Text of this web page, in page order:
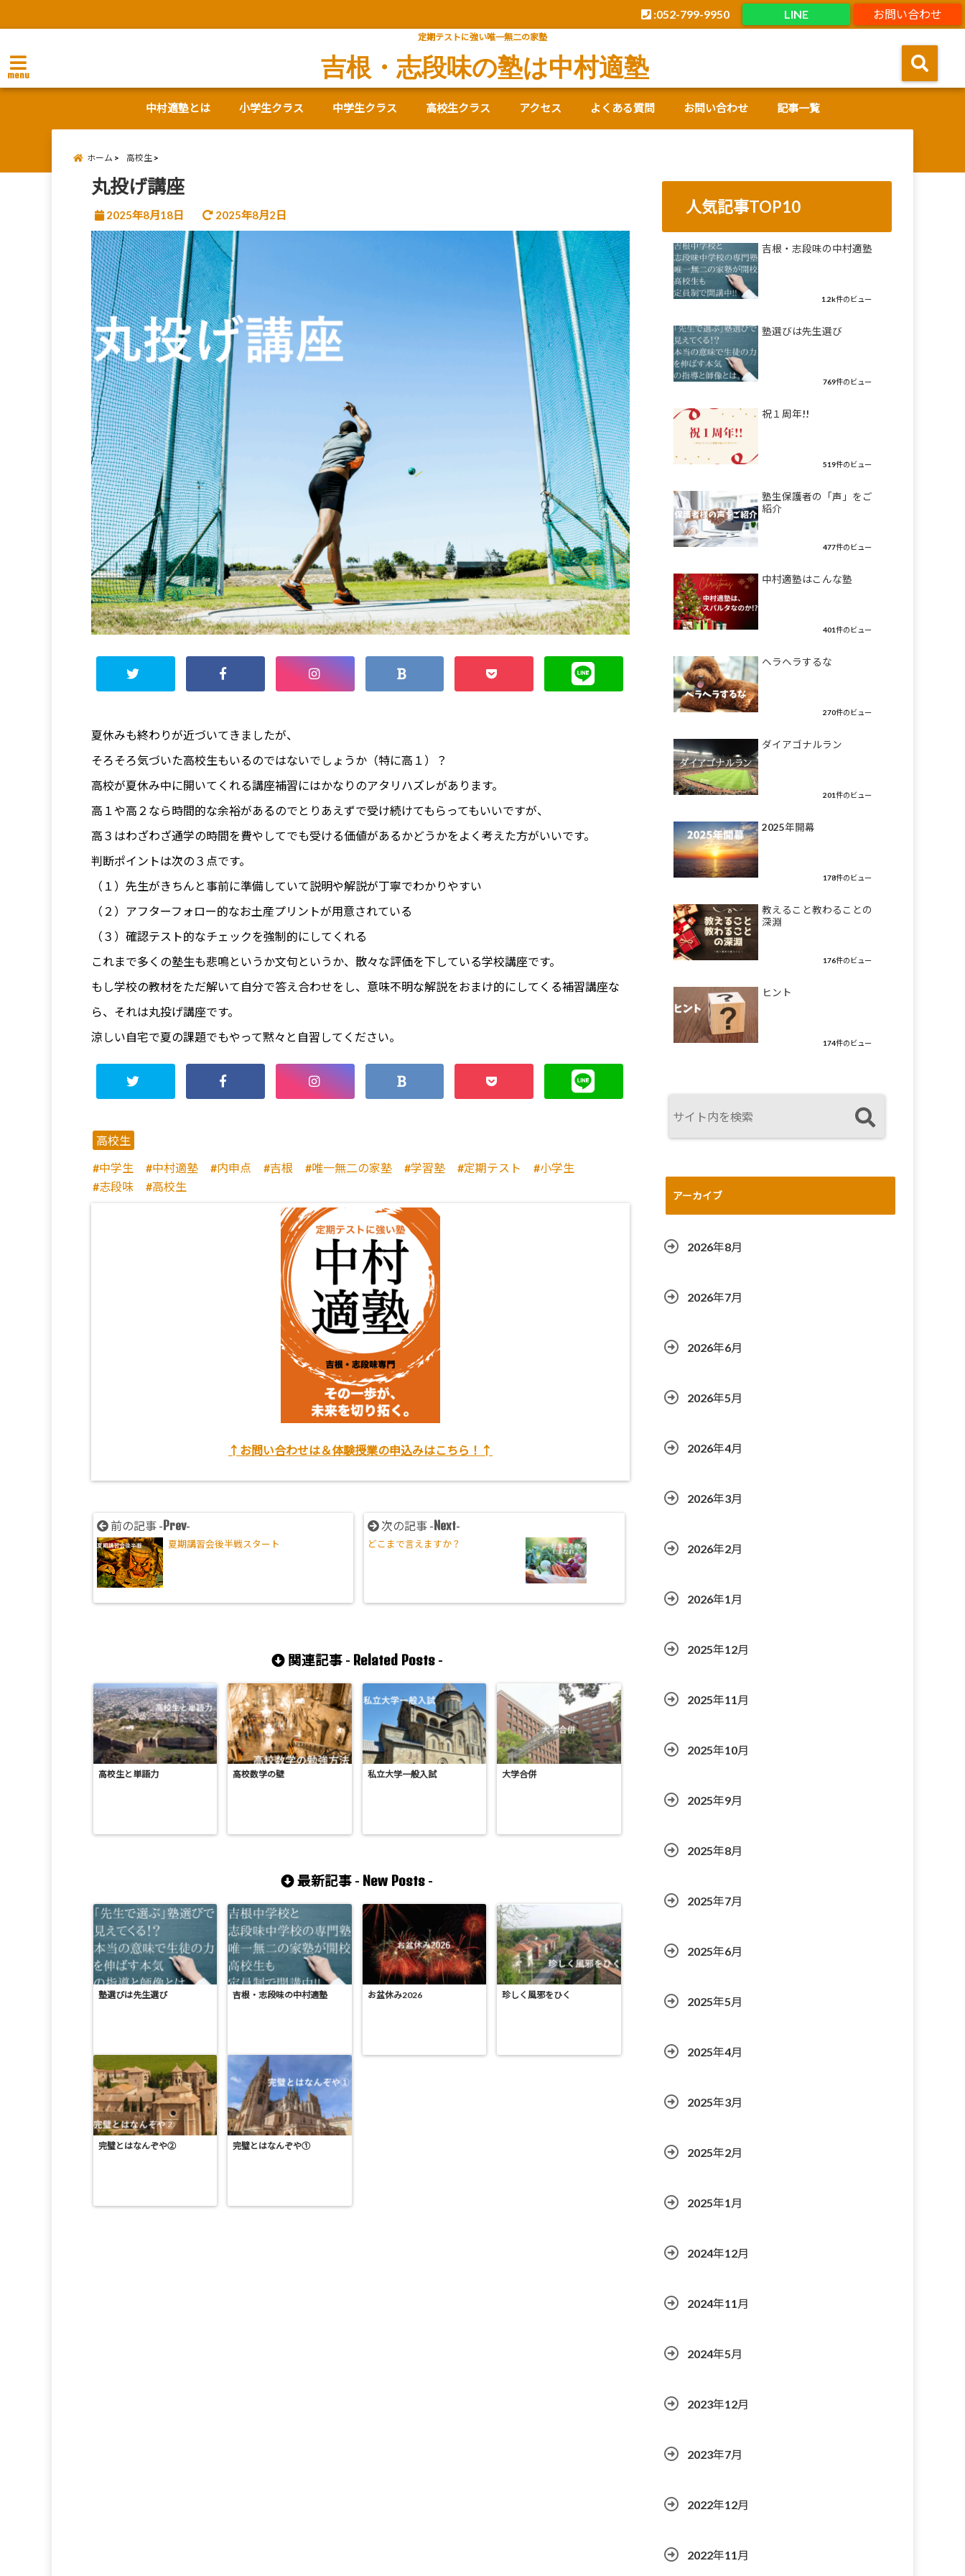
お問い合わせ
LINE
:052-799-9950
定期テストに強い唯一無二の家塾
menu 吉根・志段味の塾は中村適塾
中村適塾とは 小学生クラス 中学生クラス 高校生クラス アクセス よくある質問 お問い合わせ 記事一覧
ホーム 高校生
丸投げ講座
2025年8月18日 2025年8月2日
夏休みも終わりが近づいてきましたが、
そろそろ気づいた高校生もいるのではないでしょうか（特に高１）？
高校が夏休み中に開いてくれる講座補習にはかなりのアタリハズレがあります。
高１や高２なら時間的な余裕があるのでとりあえずで受け続けてもらってもいいですが、
高３はわざわざ通学の時間を費やしてでも受ける価値があるかどうかをよく考えた方がいいです。
判断ポイントは次の３点です。
（１）先生がきちんと事前に準備していて説明や解説が丁寧でわかりやすい
（２）アフターフォロー的なお土産プリントが用意されている
（３）確認テスト的なチェックを強制的にしてくれる
これまで多くの塾生も悲鳴というか文句というか、散々な評価を下している学校講座です。
もし学校の教材をただ解いて自分で答え合わせをし、意味不明な解説をおまけ的にしてくる補習講座な
ら、それは丸投げ講座です。
涼しい自宅で夏の課題でもやって黙々と自習してください。
高校生
中学生
中村適塾 内申点 吉根 唯一無二の家塾 学習塾 定期テスト
小学生
志段味
高校生
↑お問い合わせは＆体験授業の申込みはこちら！↑
前の記事 - Prev-
夏期講習会後半戦スタート
次の記事 - Next-
どこまで言えますか？
関連記事 - Related Posts-
高校生と単語力 高校数学の壁 私立大学一般入試 大学合併
最新記事 - New Posts -
塾選びは先生選び 吉根・志段味の中村適塾 お盆休み2026 珍しく風邪をひく
完璧とはなんぞや② 完璧とはなんぞや①
人気記事TOP10
吉根・志段味の中村適塾
1.2k件のビュー
塾選びは先生選び
769件のビュー
祝１周年!!
519件のビュー
塾生保護者の「声」をご
紹介
477件のビュー
中村適塾はこんな塾
401件のビュー
ヘラヘラするな
270件のビュー
ダイアゴナルラン
201件のビュー
2025年開幕
178件のビュー
教えること教わることの
深淵
176件のビュー
ヒント
174件のビュー
アーカイブ
2026年8月
2026年7月
2026年6月
2026年5月
2026年4月
2026年3月
2026年2月
2026年1月
2025年12月
2025年11月
2025年10月
2025年9月
2025年8月
2025年7月
2025年6月
2025年5月
2025年4月
2025年3月
2025年2月
2025年1月
2024年12月
2024年11月
2024年5月
2023年12月
2023年7月
2022年12月
2022年11月